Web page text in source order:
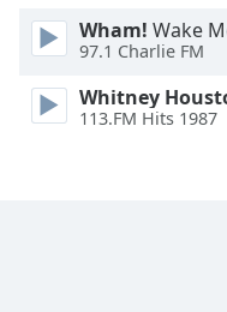
Font
Size
Wham! Wake
97.1 Charlie FM
Whitney
113.FM Hits 1987